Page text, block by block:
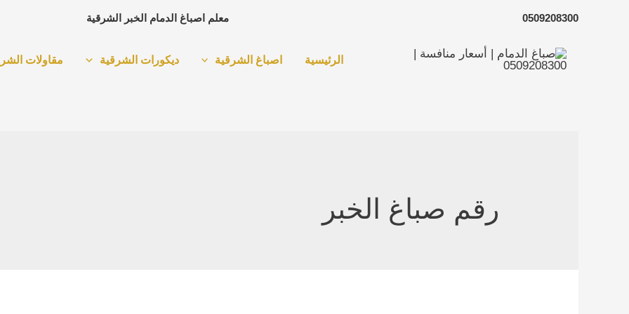
0509208300 معلم اصباغ الدمام الخبر الشرقية
الرئيسية اصباغ الشرقية ديكورات الشرقية مقاولات
رقم صباغ الخبر